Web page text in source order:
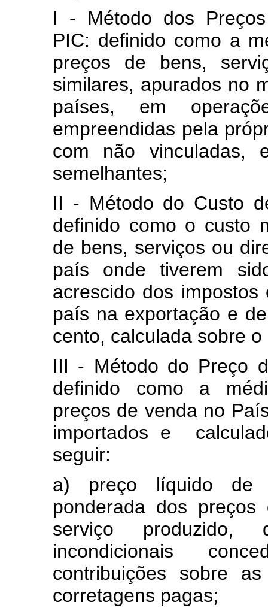
I - Método dos Preços
PIC: definido como a
preços de bens,
similares, apurados no
países, em
empreendidas pela
com não vinculadas,
semelhantes;
II - Método do Custo
definido como o custo
de bens, serviços ou
país onde tiverem
acrescido dos
país na exportação e
cento, calculada sobre
III - Método do Preço
definido como a
preços de venda no
importados e
seguir:
a) preço líquido de
ponderada dos
serviço produzido,
incondicionais
contribuições sobre
corretagens pagas;